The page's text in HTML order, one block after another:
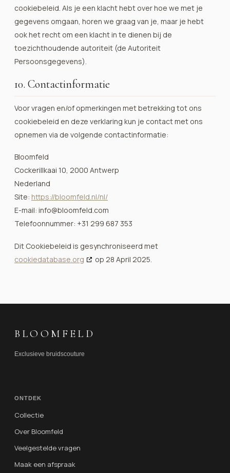
cookiebeleid. Als je een klacht hebt over hoe we met je
gegevens omgaan, horen we graag van je, maar je hebt
ook het recht om een klacht in te dienen bij de
toezichthoudende autoriteit (de Autoriteit
Persoonsgegevens).
10. Contactinformatie
Voor vragen en/of opmerkingen met betrekking tot ons
cookiebeleid en deze verklaring kun je contact met ons
opnemen via de volgende contactinformatie:
Bloomfeld
Cockerillkaai 10, 2000 Antwerp
Nederland
Site: https://bloomfeld.nl/nl/
E-mail: info@bloomfeld.com
Telefoonnummer: +31 299 687 353
Dit Cookiebeleid is gesynchroniseerd met
cookiedatabase.org
op 28 April 2025.
BLOOMFELD
Exclusieve bruidscouture
ONTDEK
Collectie
Over Bloomfeld
Veelgestelde vragen
Maak een afspraak